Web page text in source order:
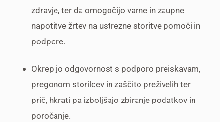
zdravje, ter da omogočijo varne in zaupne
napotitve žrtev na ustrezne storitve pomoči in
podpore.
Okrepijo odgovornost s podporo preiskavam,
pregonom storilcev in zaščito preživelih ter
prič, hkrati pa izboljšajo zbiranje podatkov in
poročanje.